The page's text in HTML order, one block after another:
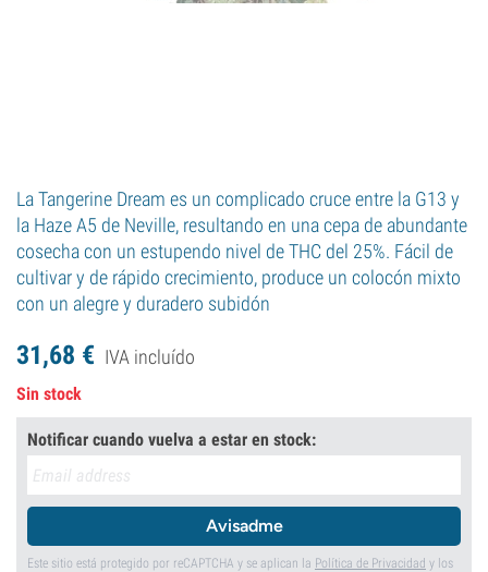
La Tangerine Dream es un complicado cruce entre la G13 y
la Haze A5 de Neville, resultando en una cepa de abundante
cosecha con un estupendo nivel de THC del 25%. Fácil de
cultivar y de rápido crecimiento, produce un colocón mixto
con un alegre y duradero subidón
31,68 € IVA incluído
Sin stock
Notificar cuando vuelva a estar en stock:
Avisadme
Este sitio está protegido por reCAPTCHA y se aplican la Política de Privacidad y los